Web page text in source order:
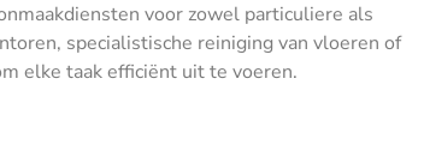
voor zowel particuliere als
specialistische reiniging van vloeren of
elke taak efficiënt uit te voeren.